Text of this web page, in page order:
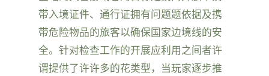
带入境证件、通行证拥有问题题依据及携
带危险物品的旅客以确保国家边境线的安
全。针对检查工作的开展应利用之间者许
谓提供了许许多的花类型，当玩家逐步推